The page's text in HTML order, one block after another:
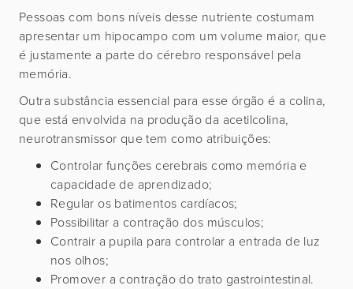
Pessoas com bons níveis desse nutriente costumam
apresentar um hipocampo com um volume maior, que
é justamente a parte do cérebro responsável pela
memória.
Outra substância essencial para esse órgão é a colina,
que está envolvida na produção da acetilcolina,
neurotransmissor que tem como atribuições:
Controlar funções cerebrais como memória e
capacidade de aprendizado;
Regular os batimentos cardíacos;
Possibilitar a contração dos músculos;
Contrair a pupila para controlar a entrada de luz
nos olhos;
Promover a contração do trato gastrointestinal.